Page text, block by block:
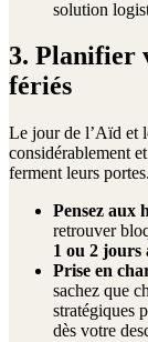
solution
3. Planifier
fériés
Le jour de l’Aïd et
considérablement
ferment leurs portes.
Pensez aux
retrouver
1 ou 2 jours
Prise en
sachez que
stratégiques
dès votre